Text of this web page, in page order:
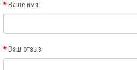
Ваше имя:
Ваш отзыв